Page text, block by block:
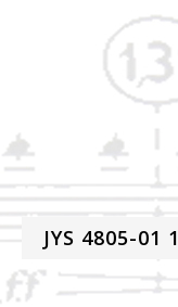
JYS 4805-01 1